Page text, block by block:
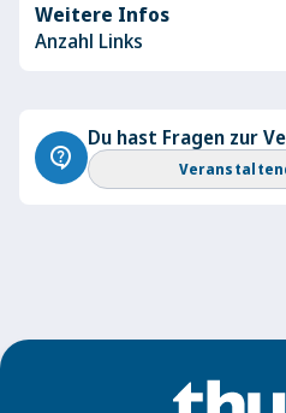
Weitere Infos
Anzahl Links
contact_support
Du hast Fragen zur